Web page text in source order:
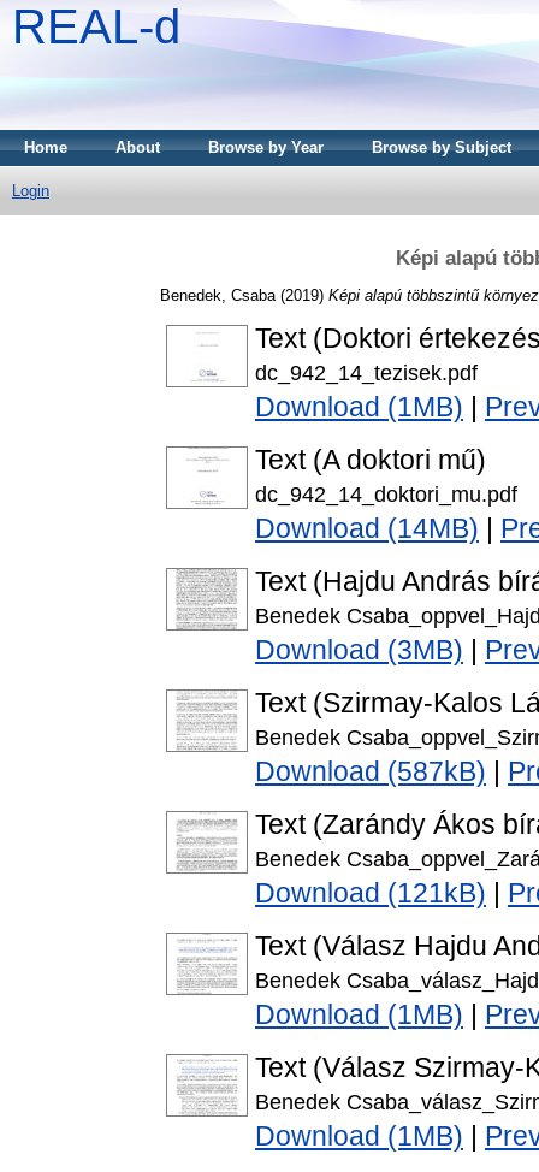
REAL-d
Home About Browse by Year Browse by Subject
Login
Képi alapú
Benedek, Csaba (2019) Képi alapú többszintű
Text (Doktori
dc_942_14_tezisek.pdf
Download (1MB)
Text (A doktori mű)
dc_942_14_doktori_mu.pdf
Download (14MB)
Text (Hajdu András
Benedek
Download (3MB)
Text (Szirmay-Kalos
Benedek
Download (587kB)
Text (Zarándy Ákos
Benedek
Download (121kB)
Text (Válasz Hajdu
Benedek
Download (1MB)
Text (Válasz
Benedek
Download (1MB)